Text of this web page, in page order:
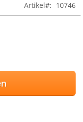
Artikel
10746